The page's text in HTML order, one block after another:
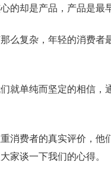
的却是产品，产品是最
么复杂，年轻的消费
就单纯而坚定的相信
消费者的真实评价，
家谈一下我们的心得。